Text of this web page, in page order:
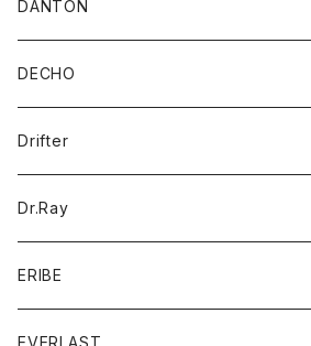
Tシャツ
パーカー
ブラウス
ウォレット
カードケース
バッグ
DANTON
アウター
コート
ジャケット
アクセサリー
バッグ
キッズ
シャツ
Tシャツ
グッズ
帽子
トップス
DECHO
帽子
Drifter
Dr.Ray
ERIBE
ニット
EVERLAST